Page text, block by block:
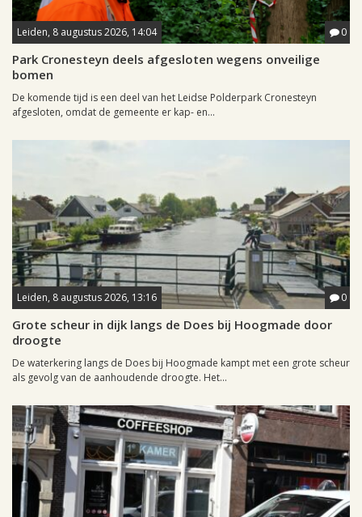
Leiden, 8 augustus 2026, 14:04 0
Park Cronesteyn deels afgesloten wegens onveilige
bomen
De komende tijd is een deel van het Leidse Polderpark Cronesteyn
afgesloten, omdat de gemeente er kap- en...
Leiden, 8 augustus 2026, 13:16 0
Grote scheur in dijk langs de Does bij Hoogmade door
droogte
De waterkering langs de Does bij Hoogmade kampt met een grote scheur
als gevolg van de aanhoudende droogte. Het...